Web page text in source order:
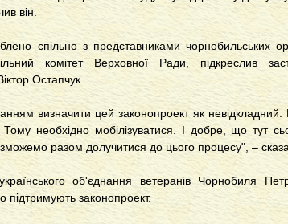
він.
спільно з представниками чорнобильських
комітет Верховної Ради, підкреслив
Остапчук.
визначити цей законопроект як невідкладний.
Тому необхідно мобілізуватися. І добре, що тут
разом долучитися до цього процесу", –
об'єднання ветеранів Чорнобиля
законопроект.